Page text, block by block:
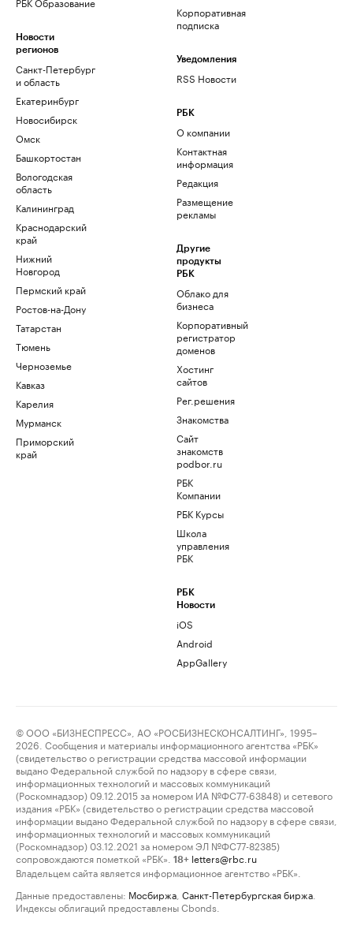
Новости
регионов
Санкт-Петербург
и область
Екатеринбург
Новосибирск
Омск
Башкортостан
Вологодская
область
Калининград
Краснодарский
край
Нижний
Новгород
Пермский край
Ростов-на-Дону
Татарстан
Тюмень
Черноземье
Кавказ
Карелия
Мурманск
Приморский
край
Корпоративная
подписка
Уведомления
RSS Новости
РБК
О компании
Контактная
информация
Редакция
Размещение
рекламы
Другие
продукты
РБК
Облако для
бизнеса
Корпоративный
регистратор
доменов
Хостинг
сайтов
Рег.решения
Знакомства
Сайт
знакомств
podbor.ru
РБК
Компании
РБК Курсы
Школа
управления
РБК
РБК
Новости
iOS
Android
AppGallery
© ООО «БИЗНЕСПРЕСС», АО «РОСБИЗНЕСКОНСАЛТИНГ», 1995–
2026. Сообщения и материалы информационного агентства «РБК»
(свидетельство о регистрации средства массовой информации
выдано Федеральной службой по надзору в сфере связи,
информационных технологий и массовых коммуникаций
(Роскомнадзор) 09.12.2015 за номером ИА №ФС77-63848) и сетевого
издания «РБК» (свидетельство о регистрации средства массовой
информации выдано Федеральной службой по надзору в сфере связи,
информационных технологий и массовых коммуникаций
(Роскомнадзор) 03.12.2021 за номером ЭЛ №ФС77-82385)
сопровождаются пометкой «РБК».
18+ letters@rbc.ru
Владельцем сайта является информационное агентство «РБК».
Данные предоставлены: Мосбиржа Санкт-Петербургская биржа
Индексы облигаций предоставлены Cbonds.